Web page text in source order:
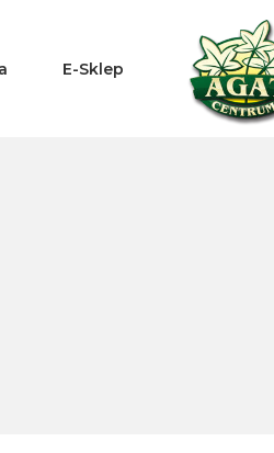
E-Sklep